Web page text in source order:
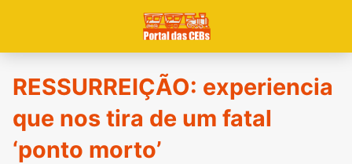
RESSURREIÇÃO: experiencia
que nos tira de um fatal
‘ponto morto’